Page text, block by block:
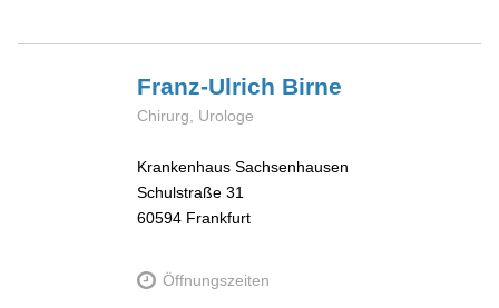
Franz-Ulrich Birne
Chirurg, Urologe
Krankenhaus Sachsenhausen
Schulstraße 31
60594 Frankfurt
Öffnungszeiten